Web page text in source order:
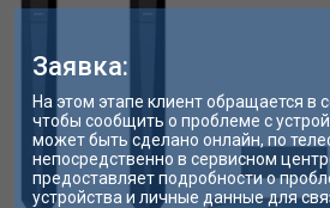
Заявка:
На этом этапе клиент обращается в
чтобы сообщить о проблеме с
может быть сделано онлайн, по
непосредственно в сервисном
предоставляет подробности о
устройства и личные данные для